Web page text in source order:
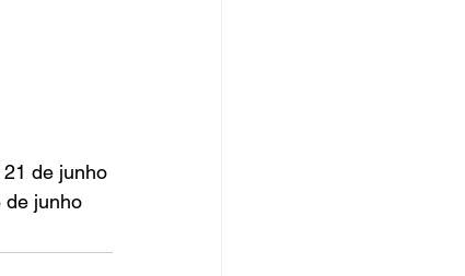
21 de junho
de junho